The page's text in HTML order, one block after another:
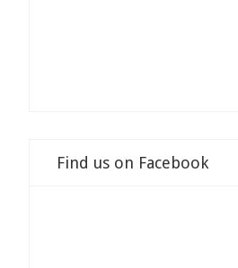
Find us on Facebook